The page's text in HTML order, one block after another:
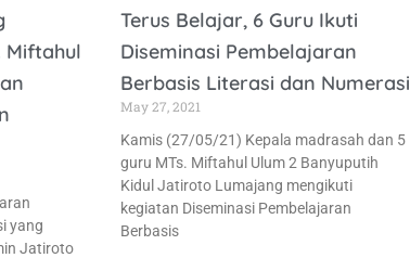
Miftahul
yang
Jatiroto
Terus Belajar, 6 Guru Ikuti
Diseminasi Pembelajaran
Berbasis Literasi dan Numerasi
May 27, 2021
Kamis (27/05/21) Kepala madrasah dan 5
guru MTs. Miftahul Ulum 2 Banyuputih
Kidul Jatiroto Lumajang mengikuti
kegiatan Diseminasi Pembelajaran
Berbasis